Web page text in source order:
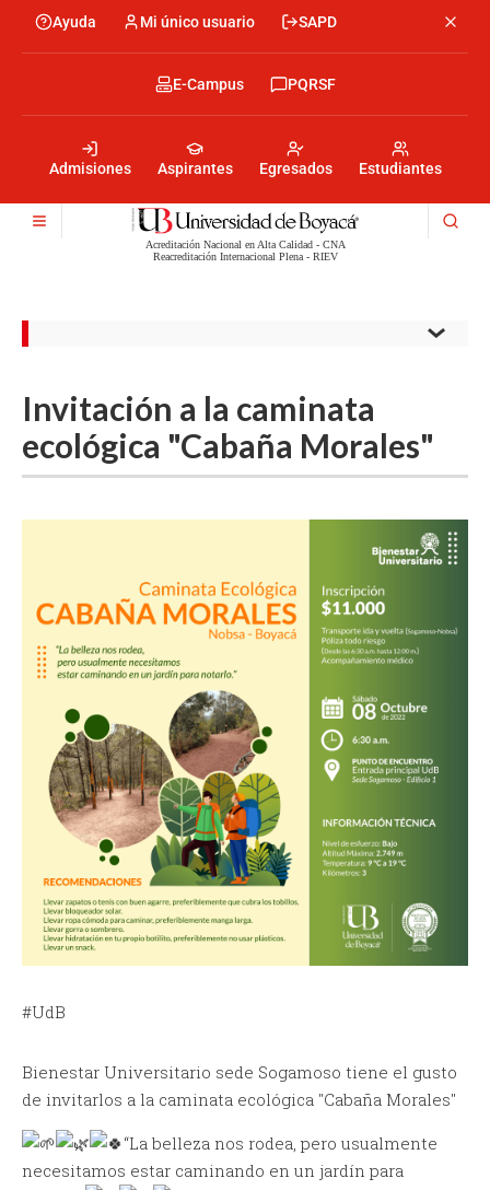
main
Menu
encabezado
Ayuda Mi único usuario SAPD
encabezado
Admisiones Aspirantes Egresados Estudiantes
Menu
encabezado
-
Derecha
E-Campus PQRSF
Menú
Acreditación Nacional en Alta Calidad - CNA
Reacreditación Internacional Plena - RIEV
Invitación a la caminata
ecológica "Cabaña Morales"
#UdB
Bienestar Universitario sede Sogamoso tiene el gusto
de invitarlos a la caminata ecológica "Cabaña Morales"
“La belleza nos rodea, pero usualmente
necesitamos estar caminando en un jardín para